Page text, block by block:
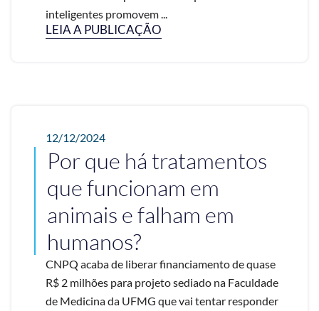
inteligentes promovem ...
LEIA A PUBLICAÇÃO
12/12/2024
Por que há tratamentos
que funcionam em
animais e falham em
humanos?
CNPQ acaba de liberar financiamento de quase
R$ 2 milhões para projeto sediado na Faculdade
de Medicina da UFMG que vai tentar responder